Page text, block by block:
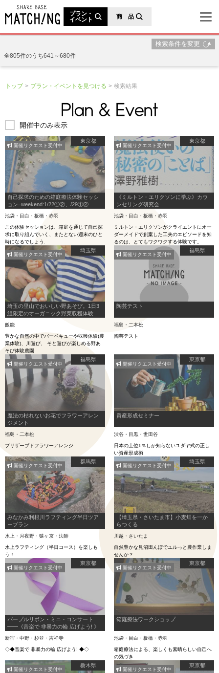
プラン・
イベント
商 品
検索条件を変更
全805件のうち641～680件
トップ プラン・イベントを見つける 検索結果
開催中のみ表示
東京都
自己探求のための箱庭療法体験セッシ
ョン=weekend:1/22①②、/29①②
池袋・目白・板橋・赤羽
この体験セッションは、箱庭を通じて自己探
求に取り組んでいく、またとない週末のひと
時になるでしょう.
開催リクエスト受付中
東京都
《ミルトン・エリクソンに学ぶ》カウ
ンセリング研究会
池袋・目白・板橋・赤羽
ミルトン・エリクソンがクライエントにオー
ダーメイドで創案した工夫のエピソードを知
るのは、とてもワクワクする体験です。
開催リクエスト受付中
埼玉県
埼玉の里山でおいしい野あそび。1日3
組限定のオーガニック野菜収穫体験＆
飯能
豊かな自然の中でバーベキューや収穫体験(農
業体験)、川遊び、 そと遊びが楽しめる野あ
そび体験農園
開催リクエスト受付中
福島県
陶芸テスト
福島・二本松
陶芸テスト
開催リクエスト受付中
福島県
魔法の枯れないお花でフラワーアレン
ジメント
福島・二本松
プリザーブドフラワーアレンジ
開催リクエスト受付中
東京都
資産形成セミナー
渋谷・目黒・世田谷
日本の上位1％しか知らないユダヤ式の正し
い資産形成術
開催リクエスト受付中
群馬県
みなかみ利根川ラフティング半日ツア
ープラン
水上・月夜野・猿ヶ京・法師
水上ラフティング（半日コース）を楽しも
う！
開催リクエスト受付中
埼玉県
【埼玉県・さいたま市】小麦畑を一か
らつくる
川越・さいたま
自然豊かな見沼田んぼでユルっと農作業しま
せんか？
開催リクエスト受付中
東京都
パープルリボン・ミニ・コンサート
━━《音楽で 非暴力の輪 広げよう! 》
新宿・中野・杉並・吉祥寺
◇◆音楽で 非暴力の輪 広げよう! ◆◇
開催リクエスト受付中
東京都
箱庭療法ワークショップ
池袋・目白・板橋・赤羽
箱庭療法による、楽しくも素晴らしい自己へ
の気づき
開催リクエスト受付中
栃木県
開催リクエスト受付中
東京都
開催リクエスト受付中